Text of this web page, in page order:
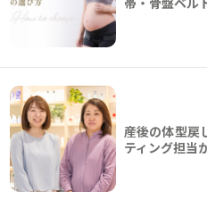
産後の体型戻
ティング担当